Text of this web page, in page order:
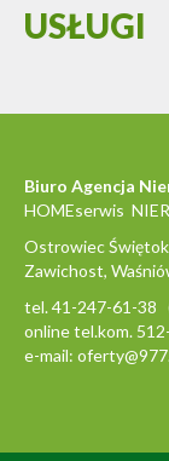
USŁUGI
Biuro Agencja
HOMEserwis
Ostrowiec
Zawichost,
tel. 41-247-61-38
online tel.kom.
e-mail: